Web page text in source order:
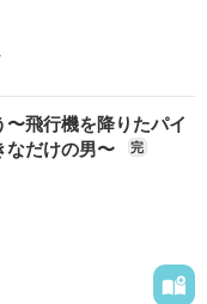
飛行機を降りたパイ
なだけの男〜
完